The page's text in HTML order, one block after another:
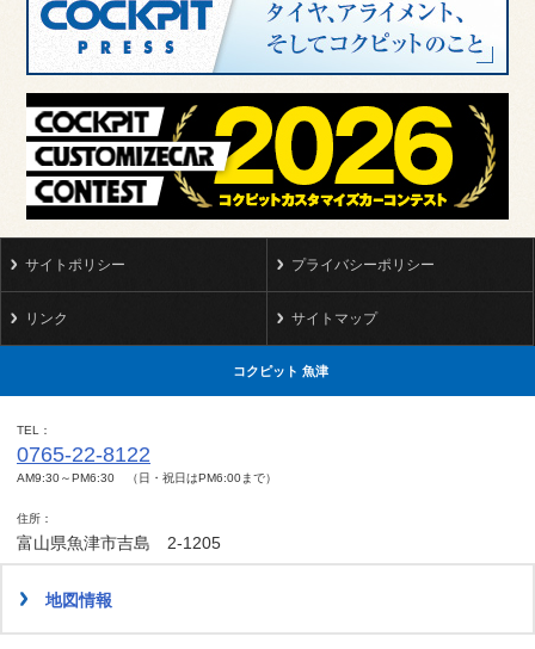
サイトポリシー プライバシーポリシー
リンク サイトマップ
コクピット 魚津
TEL
0765-22-8122
AM9:30～PM6:30 （日・祝日はPM6:00まで）
住所
富山県魚津市吉島 2-1205
地図情報